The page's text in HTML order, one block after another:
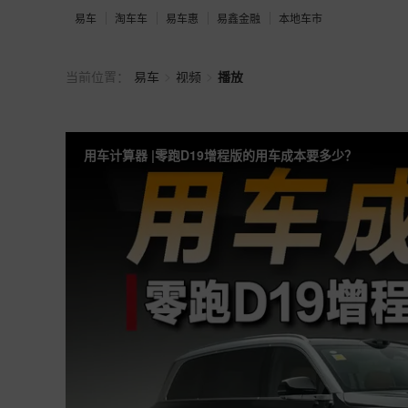
易车 淘车车 易车惠 易鑫金融 本地车市
当前位置： 易车 视频 播放
用车计算器 |零跑D19增程版的用车成本要多少？